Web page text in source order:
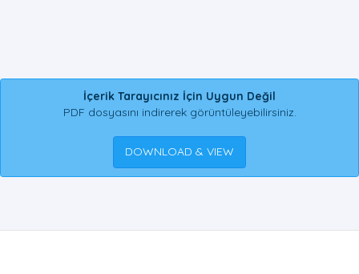
İçerik Tarayıcınız İçin Uygun Değil
PDF dosyasını indirerek görüntüleyebilirsiniz.
DOWNLOAD & VIEW